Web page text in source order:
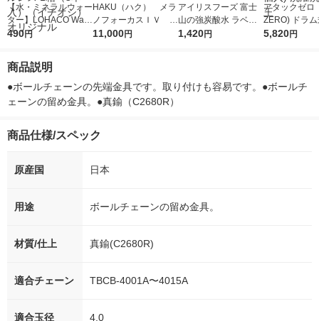
【水・ミネラルウォー
ター】LOHACO Wate
r（ロハコウォータ
シ） オリジナル
490円
HAKU（ハク） メラ
ノフォーカスＩＶ 4
5ｇ 資生堂 おまけ
11,000円
アイリスフーズ 富士
山の強炭酸水 ラベル
レス 500ml 1箱（24
1,420円
アタックゼロ
ZERO) ドラ
詰め替え メガ
5,820円
商品説明
●ボールチェーンの先端金具です。取り付けも容易です。●ボールチ
ェーンの留め金具。●真鍮（C2680R）
商品仕様/スペック
原産国 日本
用途 ボールチェーンの留め金具。
材質/仕上 真鍮(C2680R)
適合チェーン TBCB-4001A〜4015A
適合玉径 4.0